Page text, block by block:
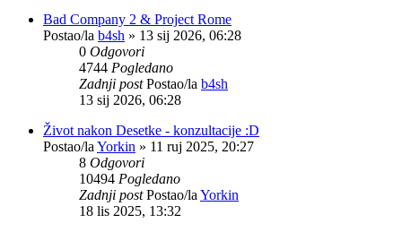
Bad Company 2 & Project Rome
Postao/la b4sh » 13 sij 2026, 06:28
0 Odgovori
4744 Pogledano
Zadnji postPostao/la b4sh
13 sij 2026, 06:28
Život nakon Desetke - konzultacije :D
Postao/la Yorkin » 11 ruj 2025, 20:27
8 Odgovori
10494 Pogledano
Zadnji postPostao/la Yorkin
18 lis 2025, 13:32